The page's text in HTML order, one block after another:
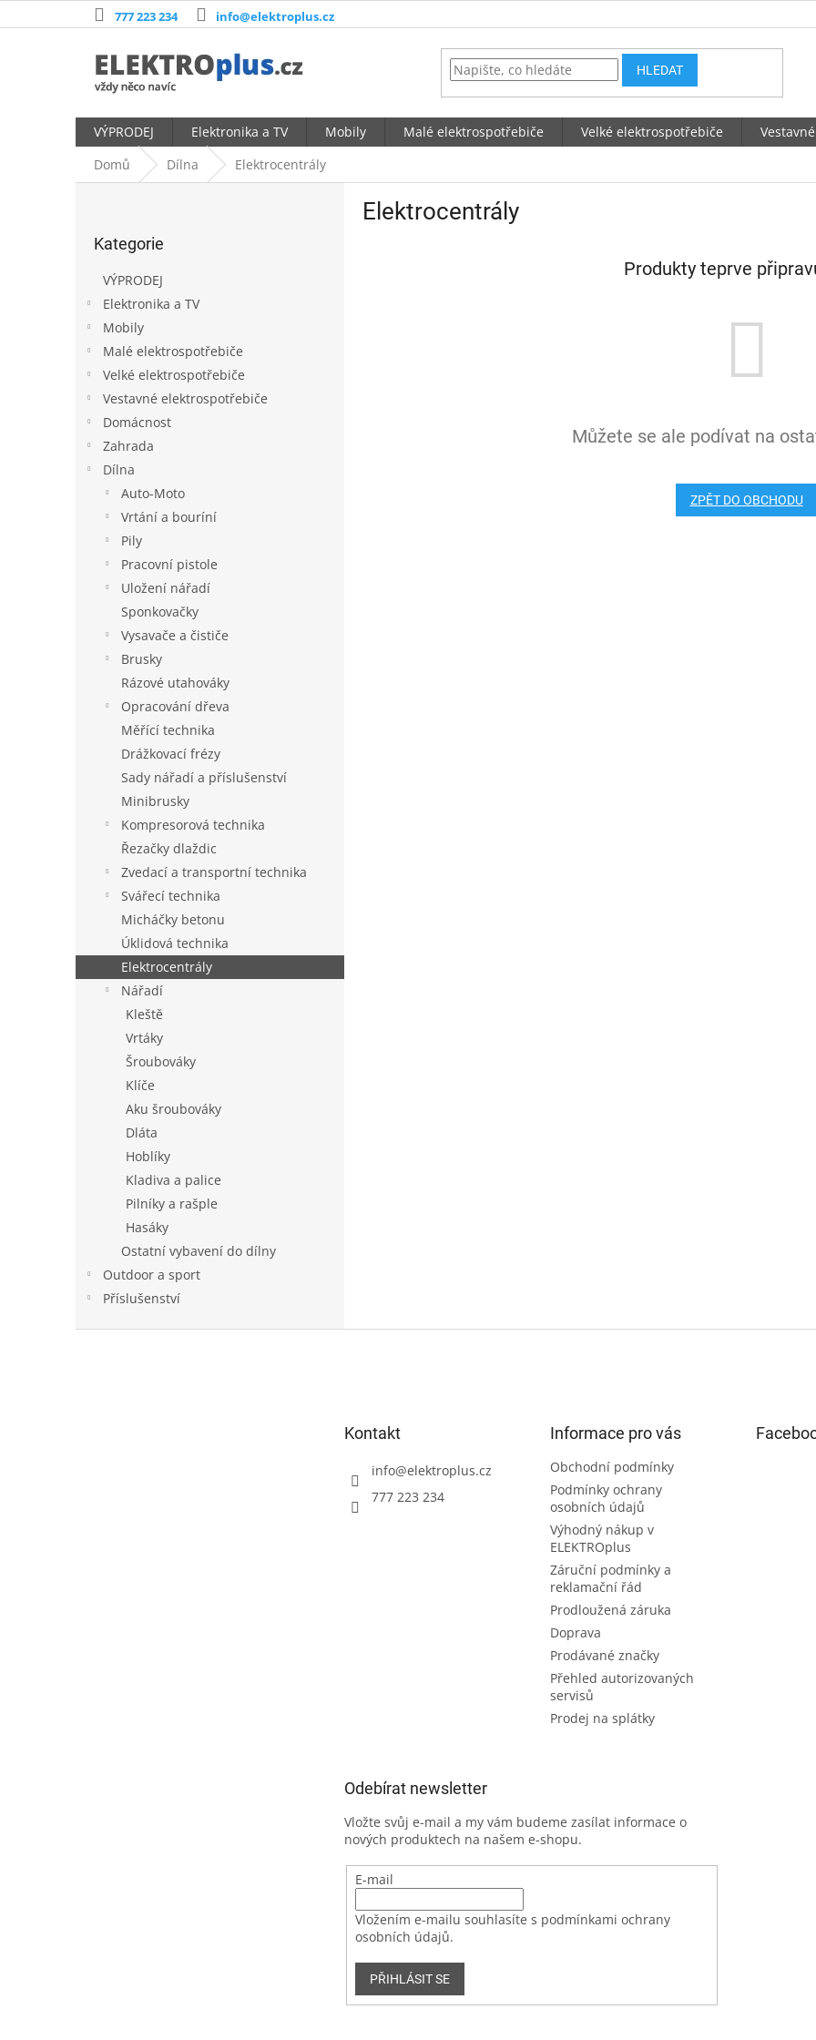
na
777 223 234 info@elektroplus.cz
HLEDAT
VÝPRODEJ Elektronika a TV Mobily Malé elektrospotřebiče Velké elektrospotřebiče
Domů
Dílna Elektrocentrály
kategorie
Kategorie
VÝPRODEJ
Elektronika a TV
Mobily
Malé elektrospotřebiče
Velké elektrospotřebiče
Vestavné elektrospotřebiče
Domácnost
Zahrada
Dílna
Auto-Moto
Vrtání a bouríní
Pily
Pracovní pistole
Uložení nářadí
Sponkovačky
Vysavače a čističe
Brusky
Rázové utahováky
Opracování dřeva
Měřící technika
Drážkovací frézy
Sady nářadí a příslušenství
Minibrusky
Kompresorová technika
Řezačky dlaždic
Zvedací a transportní technika
Svářecí technika
Micháčky betonu
Úklidová technika
Elektrocentrály
Nářadí
Kleště
Vrtáky
Šroubováky
Klíče
Aku šroubováky
Dláta
Hoblíky
Kladiva a palice
Pilníky a rašple
Hasáky
Ostatní vybavení do dílny
Outdoor a sport
Příslušenství
Elektrocentrály
Produkty teprve
Můžete se ale podívat na
ZPĚT DO OBCHODU
Kontakt
info@elektroplus.cz
777 223 234
Informace pro vás
Obchodní podmínky
Podmínky ochrany
osobních údajů
Výhodný nákup v
ELEKTROplus
Záruční podmínky a
reklamační řád
Prodloužená záruka
Doprava
Prodávané značky
Přehled autorizovaných
servisů
Prodej na splátky
Odebírat newsletter
Vložte svůj e-mail a my vám budeme zasílat informace o
nových produktech na našem e-shopu.
E-mail
Vložením e-mailu souhlasíte s podmínkami ochrany
osobních údajů.
PŘIHLÁSIT SE